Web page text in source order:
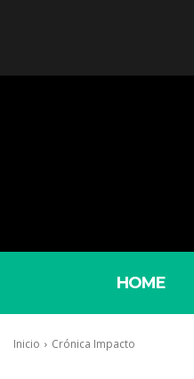
HOME
Inicio Crónica Impacto